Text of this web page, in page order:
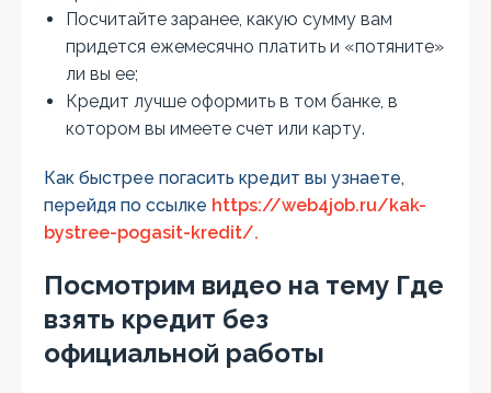
Посчитайте заранее, какую сумму вам
придется ежемесячно платить и «потяните»
ли вы ее;
Кредит лучше оформить в том банке, в
котором вы имеете счет или карту.
Как быстрее погасить кредит вы узнаете,
перейдя по ссылке https://web4job.ru/kak-
bystree-pogasit-kredit/.
Посмотрим видео на тему Где
взять кредит без
официальной работы